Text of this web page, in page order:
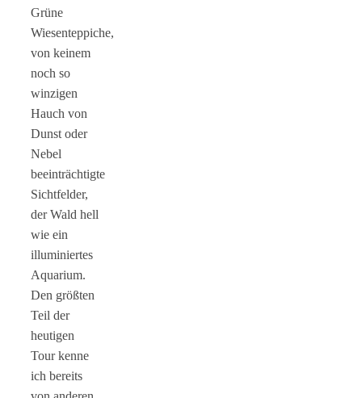
Grüne
Wiesenteppiche,
von keinem
noch so
winzigen
Hauch von
Dunst oder
Nebel
beeinträchtigte
Sichtfelder,
der Wald hell
wie ein
illuminiertes
Aquarium.
Den größten
Teil der
heutigen
Tour kenne
ich bereits